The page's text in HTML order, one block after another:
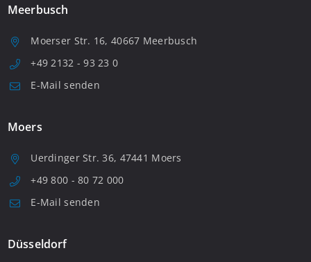
Meerbusch
Moerser Str. 16, 40667 Meerbusch
+49 2132 - 93 23 0
E-Mail senden
Moers
Uerdinger Str. 36, 47441 Moers
+49 800 - 80 72 000
E-Mail senden
Düsseldorf